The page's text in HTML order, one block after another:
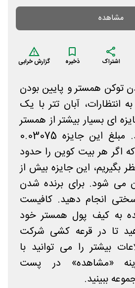
مشاهده
اشتراک ذخیره گزارش خرابی
همستر و پایین بودن
آبان تتر با یک
ای بسیار بیشتر از همستر
به شما می دهد. مبلغ این جایزه 0.03075
اگر هر بیت کوین را حدود
نظر بگیریم، این جایزه بیش از
می شود. برای برنده شدن
انجام دهید. کافیست
به کیف پول همستر خود
تا در قرعه کشی شرکت
بیشتر را می توانید با
«مشاهده» در پست
ببینید.